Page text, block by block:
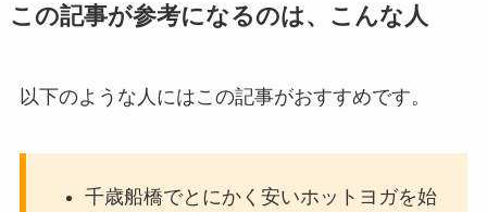
この記事が参考になるのは、こんな人
以下のような人にはこの記事がおすすめです。
千歳船橋でとにかく安いホットヨガを始